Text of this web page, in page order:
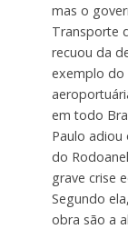
mas o
Transporte
recuou da
exemplo do
em todo
Paulo
do
grave crise
Segundo
obra são a